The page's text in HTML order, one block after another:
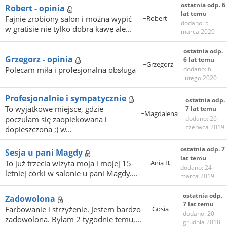
Robert - opinia
Fajnie zrobiony salon i można wypić
w gratisie nie tylko dobrą kawę ale...
~Robert
ostatnia odp. 6
lat temu
dodano: 5
marca 2020
Grzegorz - opinia
Polecam miła i profesjonalna obsługa
~Grzegorz
ostatnia odp.
6 lat temu
dodano: 6
lutego 2020
Profesjonalnie i sympatycznie
To wyjątkowe miejsce, gdzie
poczułam się zaopiekowana i
dopieszczona ;) w...
~Magdalena
ostatnia odp.
7 lat temu
dodano: 26
czerwca 2019
Sesja u pani Magdy
To już trzecia wizyta moja i mojej 15-
letniej córki w salonie u pani Magdy....
~Ania B.
ostatnia odp. 7
lat temu
dodano: 24
marca 2019
Zadowolona
Farbowanie i strzyżenie. Jestem bardzo
zadowolona. Byłam 2 tygodnie temu,...
~Gosia
ostatnia odp.
7 lat temu
dodano: 20
grudnia 2018